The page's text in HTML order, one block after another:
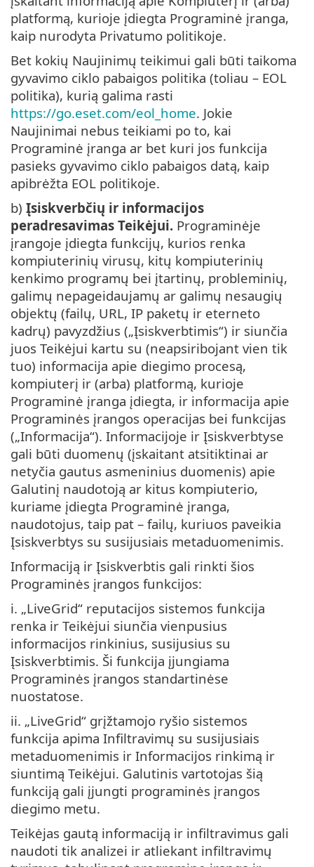
platformą, kurioje įdiegta Programinė įranga,
kaip nurodyta Privatumo politikoje.
Bet kokių Naujinimų teikimui gali būti taikoma
gyvavimo ciklo pabaigos politika (toliau – EOL
politika), kurią galima rasti
https://go.eset.com/eol_home. Jokie
Naujinimai nebus teikiami po to, kai
Programinė įranga ar bet kuri jos funkcija
pasieks gyvavimo ciklo pabaigos datą, kaip
apibrėžta EOL politikoje.
b) Įsiskverbčių ir informacijos
peradresavimas Teikėjui. Programinėje
įrangoje įdiegta funkcijų, kurios renka
kompiuterinių virusų, kitų kompiuterinių
kenkimo programų bei įtartinų, probleminių,
galimų nepageidaujamų ar galimų nesaugių
objektų (failų, URL, IP paketų ir eterneto
kadrų) pavyzdžius („Įsiskverbtimis“) ir siunčia
juos Teikėjui kartu su (neapsiribojant vien tik
tuo) informacija apie diegimo procesą,
kompiuterį ir (arba) platformą, kurioje
Programinė įranga įdiegta, ir informacija apie
Programinės įrangos operacijas bei funkcijas
(„Informacija“). Informacijoje ir Įsiskverbtyse
gali būti duomenų (įskaitant atsitiktinai ar
netyčia gautus asmeninius duomenis) apie
Galutinį naudotoją ar kitus kompiuterio,
kuriame įdiegta Programinė įranga,
naudotojus, taip pat – failų, kuriuos paveikia
Įsiskverbtys su susijusiais metaduomenimis.
Informaciją ir Įsiskverbtis gali rinkti šios
Programinės įrangos funkcijos:
i. „LiveGrid“ reputacijos sistemos funkcija
renka ir Teikėjui siunčia vienpusius
informacijos rinkinius, susijusius su
Įsiskverbtimis. Ši funkcija įjungiama
Programinės įrangos standartinėse
nuostatose.
ii. „LiveGrid“ grįžtamojo ryšio sistemos
funkcija apima Infiltravimų su susijusiais
metaduomenimis ir Informacijos rinkimą ir
siuntimą Teikėjui. Galutinis vartotojas šią
funkciją gali įjungti programinės įrangos
diegimo metu.
Teikėjas gautą informaciją ir infiltravimus gali
naudoti tik analizei ir atliekant infiltravimų